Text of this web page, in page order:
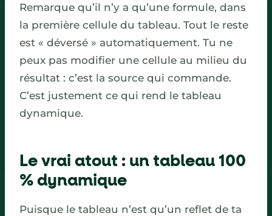
Remarque qu’il n’y a qu’une formule, dans
la première cellule du tableau. Tout le reste
est « déversé » automatiquement. Tu ne
peux pas modifier une cellule au milieu du
résultat : c’est la source qui commande.
C’est justement ce qui rend le tableau
dynamique.
Le vrai atout : un tableau 100
% dynamique
Puisque le tableau n’est qu’un reflet de ta